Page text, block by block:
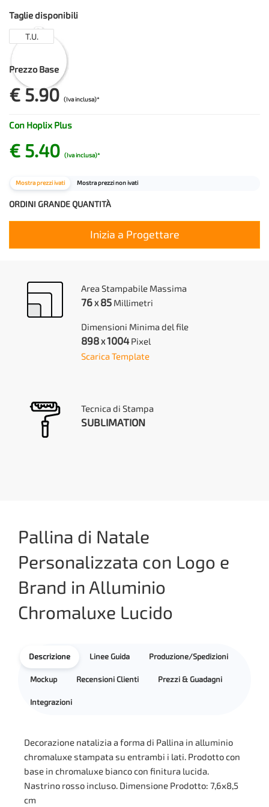
Taglie disponibili
T.U.
Prezzo Base
€ 5.90 (Iva inclusa)*
Con Hoplix Plus
€ 5.40 (Iva inclusa)*
Mostra prezzi ivati Mostra prezzi non ivati
ORDINI GRANDE QUANTITÀ
Inizia a Progettare
Area Stampabile Massima
76 X 85Millimetri
Dimensioni Minima del file
898 X 1004Pixel
Scarica Template
Tecnica di Stampa
SUBLIMATION
Pallina di Natale
Personalizzata con Logo e
Brand in Alluminio
Chromaluxe Lucido
Descrizione Linee Guida Produzione/Spedizioni
Mockup Recensioni Clienti Prezzi & Guadagni
Integrazioni
Decorazione natalizia a forma di Pallina in alluminio
chromaluxe stampata su entrambi i lati. Prodotto con
base in chromaluxe bianco con finitura lucida.
Nastrino rosso incluso. Dimensione Prodotto: 7,6x8,5
cm